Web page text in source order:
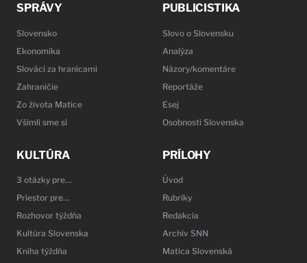
SPRÁVY
Slovensko
Ekonomika
Slováci za hranicami
Zahraničie
Zo života Matice
Všimli sme si
PUBLICISTIKA
Slovo o Slovensku
Analýza
Názory/komentáre
Reportáže
Esej
Osobnosti Slovenska
KULTÚRA
3 otázky pre…
Priestor pre…
Rozhovor týždňa
Kultúra Slovenska
Kniha týždňa
PRÍLOHY
Úvod
Rubriky
Redakcia
Archív SNN
Matica Slovenská